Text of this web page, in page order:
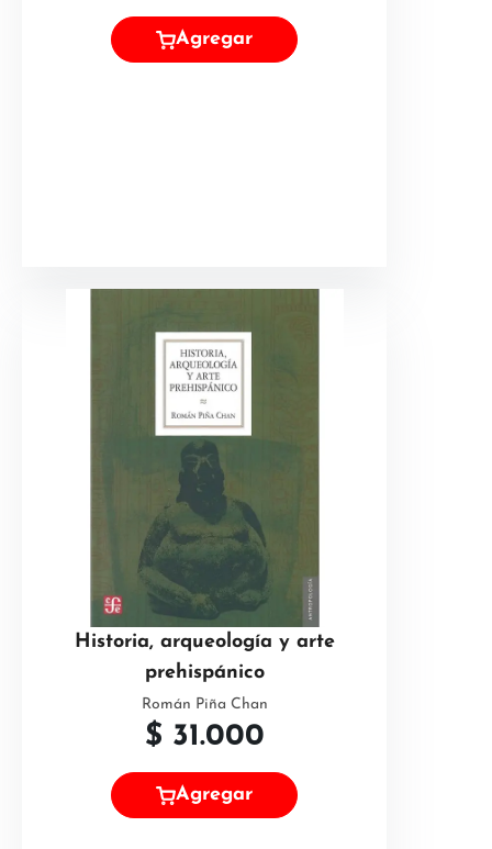
Agregar
Historia, arqueología y arte
prehispánico
Román Piña Chan
$ 31.000
Agregar